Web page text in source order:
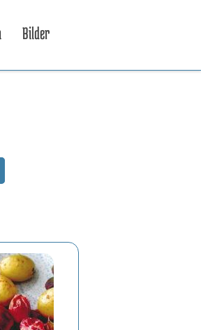
Bilder